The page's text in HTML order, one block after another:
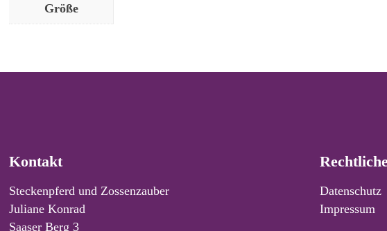
Größe
Kontakt
Steckenpferd und Zossenzauber
Juliane Konrad
Saaser Berg 3
Datenschutz
Impressum